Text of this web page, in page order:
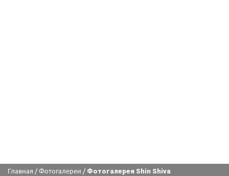
Главная / Фотогалереи / Фотогалерея Shin Shiva